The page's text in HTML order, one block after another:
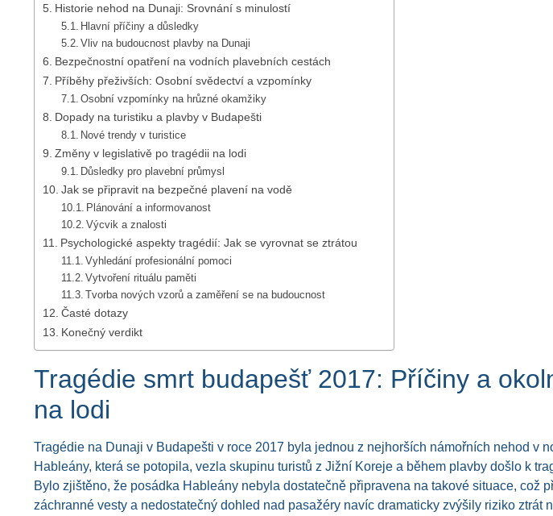
Historie nehod na Dunaji: Srovnání s minulostí
Hlavní příčiny a důsledky
Vliv na budoucnost plavby na Dunaji
Bezpečnostní opatření na vodních plavebních cestách
Příběhy přeživších: Osobní svědectví a vzpomínky
Osobní vzpomínky na hrůzné okamžiky
Dopady na turistiku a plavby v Budapešti
Nové trendy v turistice
Změny v legislativě po tragédii na lodi
Důsledky pro plavební průmysl
Jak se připravit na bezpečné plavení na vodě
Plánování a informovanost
Výcvik a znalosti
Psychologické aspekty tragédií: Jak se vyrovnat se ztrátou
Vyhledání profesionální pomoci
Vytvoření rituálu paměti
Tvorba nových vzorů a zaměření se na budoucnost
Časté dotazy
Konečný verdikt
Tragédie smrt budapešť 2017: Příčiny a
na lodi
Tragédie na Dunaji v Budapešti v roce 2017 byla jednou z nejhorších námořních nehod v
Hableány, která se potopila, vezla skupinu turistů z Jižní Koreje a během plavby došlo k
Bylo zjištěno, že posádka Hableány nebyla dostatečně připravena na takové situace, což
záchranné vesty a nedostatečný dohled nad pasažéry navíc dramaticky zvýšily riziko ztrát